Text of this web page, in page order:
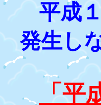
平成
発生し
「